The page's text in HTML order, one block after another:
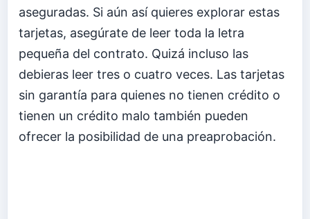
aseguradas. Si aún así quieres explorar estas
tarjetas, asegúrate de leer toda la letra
pequeña del contrato. Quizá incluso las
debieras leer tres o cuatro veces. Las tarjetas
sin garantía para quienes no tienen crédito o
tienen un crédito malo también pueden
ofrecer la posibilidad de una preaprobación.